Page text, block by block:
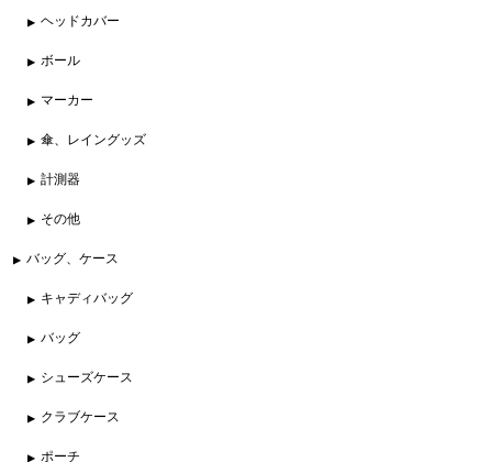
ヘッドカバー
ボール
マーカー
傘、レイングッズ
計測器
その他
バッグ、ケース
キャディバッグ
バッグ
シューズケース
クラブケース
ポーチ